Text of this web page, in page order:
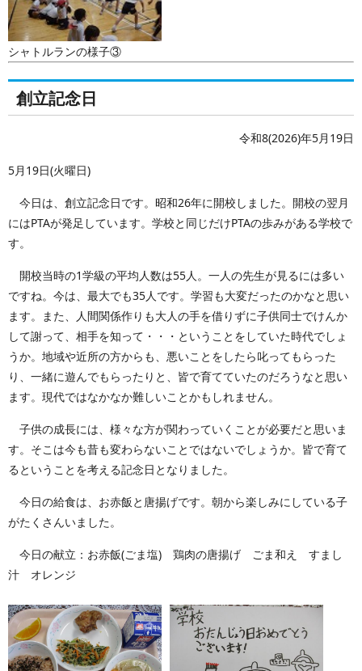
シャトルランの様子③
創立記念日
令和8(2026)年5月19日
5月19日(火曜日)
今日は、創立記念日です。昭和26年に開校しました。開校の翌月
にはPTAが発足しています。学校と同じだけPTAの歩みがある学校で
す。
開校当時の1学級の平均人数は55人。一人の先生が見るには多い
ですね。今は、最大でも35人です。学習も大変だったのかなと思い
ます。また、人間関係作りも大人の手を借りずに子供同士でけんか
して謝って、相手を知って・・・ということをしていた時代でしょ
うか。地域や近所の方からも、悪いことをしたら叱ってもらった
り、一緒に遊んでもらったりと、皆で育てていたのだろうなと思い
ます。現代ではなかなか難しいことかもしれません。
子供の成長には、様々な方が関わっていくことが必要だと思いま
す。そこは今も昔も変わらないことではないでしょうか。皆で育て
るということを考える記念日となりました。
今日の給食は、お赤飯と唐揚げです。朝から楽しみにしている子
がたくさんいました。
今日の献立：お赤飯(ごま塩) 鶏肉の唐揚げ ごま和え すまし
汁 オレンジ